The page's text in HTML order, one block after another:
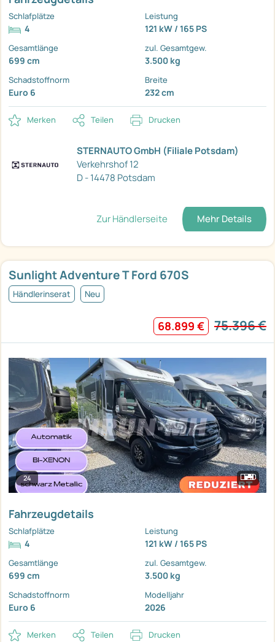
Schlafplätze
4
Leistung
121 kW / 165 PS
Gesamtlänge
699 cm
zul. Gesamtgew.
3.500 kg
Schadstoffnorm
Euro 6
Breite
232 cm
Merken Teilen Drucken
STERNAUTO GmbH (Filiale Potsdam)
Verkehrshof 12
D - 14478 Potsdam
Zur Händlerseite Mehr Details
Sunlight Adventure T Ford 670S
Händlerinserat Neu
68.899 € 75.396 €
24
Fahrzeugdetails
Schlafplätze
4
Leistung
121 kW / 165 PS
Gesamtlänge
699 cm
zul. Gesamtgew.
3.500 kg
Schadstoffnorm
Euro 6
Modelljahr
2026
Merken Teilen Drucken